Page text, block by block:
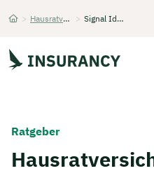
> Hausratversicherung > Signal Iduna
Ratgeber